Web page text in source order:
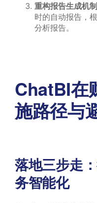
重构报告生成机制
时的自动报告，
分析报告。
ChatBI在
施路径与
落地三步走
务智能化